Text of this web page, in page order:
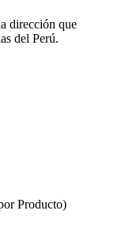
dirección que
del Perú.
Producto)